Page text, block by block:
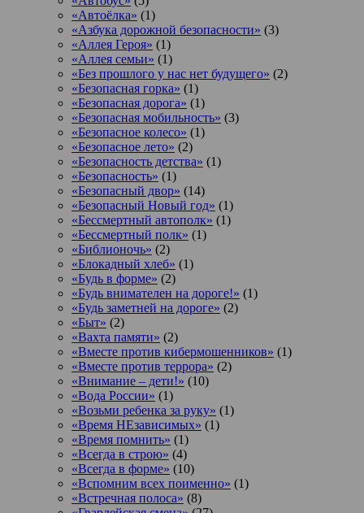
«Автоёлка» (1)
«Азбука дорожной безопасности» (3)
«Аллея Героя» (1)
«Аллея семьи» (1)
«Без прошлого у нас нет будущего» (2)
«Безопасная горка» (1)
«Безопасная дорога» (1)
«Безопасная мобильность» (3)
«Безопасное колесо» (1)
«Безопасное лето» (2)
«Безопасность детства» (1)
«Безопасность» (1)
«Безопасный двор» (14)
«Безопасный Новый год» (1)
«Бессмертный автополк» (1)
«Бессмертный полк» (1)
«Библионочь» (2)
«Блокадный хлеб» (1)
«Будь в форме» (2)
«Будь внимателен на дороге!» (1)
«Будь заметней на дороге» (2)
«Быт» (2)
«Вахта памяти» (2)
«Вместе против кибермошенников» (1)
«Вместе против террора» (2)
«Внимание – дети!» (10)
«Вода России» (1)
«Возьми ребенка за руку» (1)
«Время НЕзависимых» (1)
«Время помнить» (1)
«Всегда в строю» (4)
«Всегда в форме» (10)
«Вспомним всех поименно» (1)
«Встречная полоса» (8)